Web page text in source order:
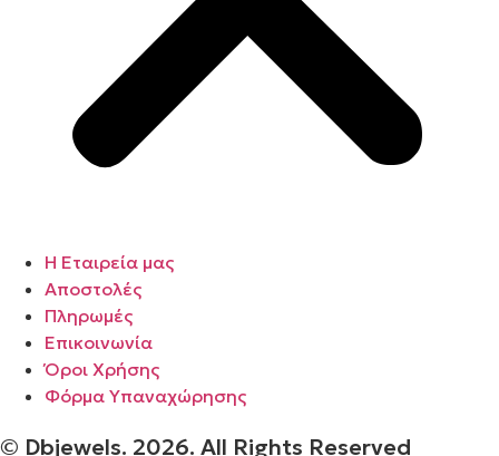
Η Εταιρεία μας
Αποστολές
Πληρωμές
Επικοινωνία
Όροι Χρήσης
Φόρμα Υπαναχώρησης
© Dbjewels. 2026. All Rights Reserved